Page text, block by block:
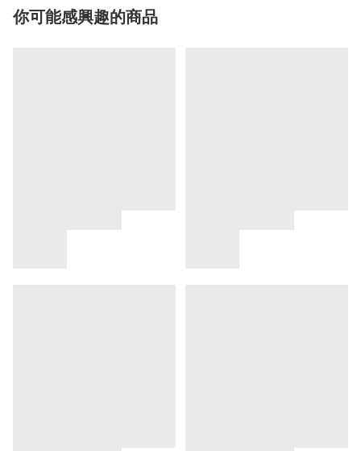
你可能感興趣的商品